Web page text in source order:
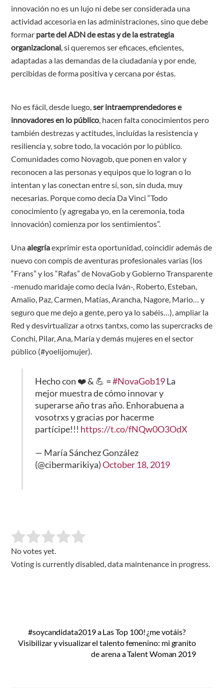
innovación no es un lujo ni debe ser considerada una
actividad accesoria en las administraciones, sino que debe
formar parte del ADN de estas y de la estrategia
organizacional , si queremos ser eficaces, eficientes,
adaptadas a las demandas de la ciudadanía y por ende,
percibidas de forma positiva y cercana por éstas.
No es fácil, desde luego,ser intraemprendedores e
innovadores en lo público, hacen falta conocimientos pero
también destrezas y actitudes, incluídas la resistencia y
resiliencia y, sobre todo, la vocación por lo público.
Comunidades como Novagob, que ponen en valor y
reconocen a las personas y equipos que lo logran o lo
intentan y las conectan entre sí, son, sin duda, muy
necesarias. Porque como decía Da Vinci “Todo
conocimiento (y agregaba yo, en la ceremonia, toda
innovación) comienza por los sentimientos”.
Unaalegríaexprimir esta oportunidad, coincidir además de
nuevo con compis de aventuras profesionales varias (los
“Frans” y los “Rafas” de NovaGob y Gobierno Transparente
-menudo maridaje como decía Iván-, Roberto, Esteban,
Amalio, Paz, Carmen, Matías, Arancha, Nagore, Mario… y
seguro que me dejo a gente, pero ya lo sabéis…), ampliar la
Red y desvirtualizar a otrxs tantxs, como las supercracks de
Conchi, Pilar, Ana, María y demás mujeres en el sector
público (#yoelijomujer).
Hecho con ❤️ & 💪 =#NovaGob19La
mejor muestra de cómo innovar y
superarse año tras año. Enhorabuena a
vosotrxs y gracias por hacerme
partícipe!!! https://t.co/fNQw0O3OdX
— María Sánchez González
(@cibermarikiya)October 18, 2019
No votes yet.
Voting is currently disabled, data maintenance in progress.
#soycandidata2019 a Las Top 100! ¿me votáis?
Visibilizar y visualizar el talento femenino: mi granito
de arena a Talent Woman 2019